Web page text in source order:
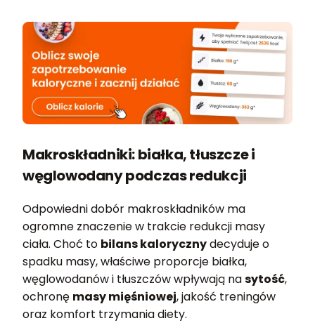
Makroskładniki: białka, tłuszcze i
węglowodany podczas redukcji
Odpowiedni dobór makroskładników ma
ogromne znaczenie w trakcie redukcji masy
ciała. Choć to bilans kalorycznydecyduje o
spadku masy, właściwe proporcje białka,
węglowodanów i tłuszczów wpływają nasytość,
ochronę masy mięśniowej, jakość treningów
oraz komfort trzymania diety.